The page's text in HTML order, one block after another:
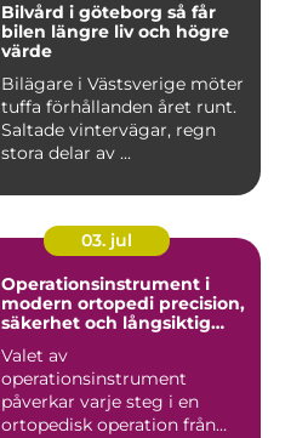
Bilvård i göteborg så får
bilen längre liv och högre
värde
Bilägare i Västsverige möter
tuffa förhållanden året runt.
Saltade vintervägar, regn
stora delar av ...
03. jul
Operationsinstrument i
modern ortopedi precision,
säkerhet och långsiktig
Valet av
operationsinstrument
påverkar varje steg i en
ortopedisk operation från